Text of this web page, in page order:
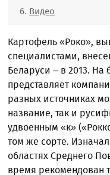
Видео
Картофель «Роко»,
специалистами,
Беларуси – в 2013. На
представляет
разных источниках
название, так и
удвоенным «к»
том же сорте.
областях Среднего
время рекомендован